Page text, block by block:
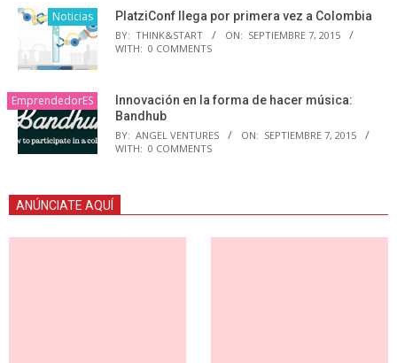
Noticias PlatziConf llega por primera vez a Colombia
BY: THINK&START ON: SEPTIEMBRE 7, 2015
WITH: 0 COMMENTS
EmprendedorES
Innovación en la forma de hacer música:
Bandhub
BY: ANGEL VENTURES ON: SEPTIEMBRE 7, 2015
WITH: 0 COMMENTS
ANÚNCIATE AQUÍ